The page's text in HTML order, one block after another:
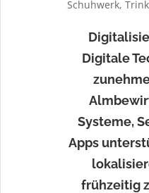
Schuhwerk,
Digitale
Systeme,
Apps
frühzeitig